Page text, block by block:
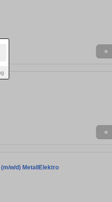
★
★
w/d) MetallElektro